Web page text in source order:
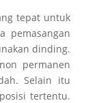
tepat untuk
pemasangan
dinding.
permanen
Selain itu
tertentu.